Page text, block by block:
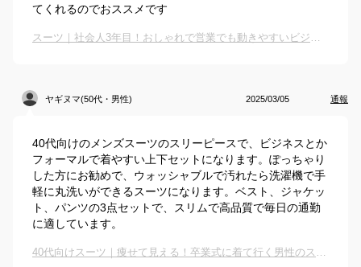
てくれるのでおススメです
スーツ｜社会人3年目！おしゃれで営業でも動きやすいビジネススーツのおすすめは？
ヤギヌマ(50代・男性) 2025/03/05 通報
40代向けのメンズスーツのスリーピースで、ビジネスとか
フォーマルで着やすい上下セットになります。ぽっちゃり
した方にお勧めで、ウォッシャブルで汚れたら洗濯機で手
軽に丸洗いができるスーツになります。ベスト、ジャケッ
ト、パンツの3点セットで、スリムで高品質で毎日の通勤
に適しています。
40代向けスーツ｜痩せて見える！卒業式に着て行く男性のスマートなスーツのおすすめは？